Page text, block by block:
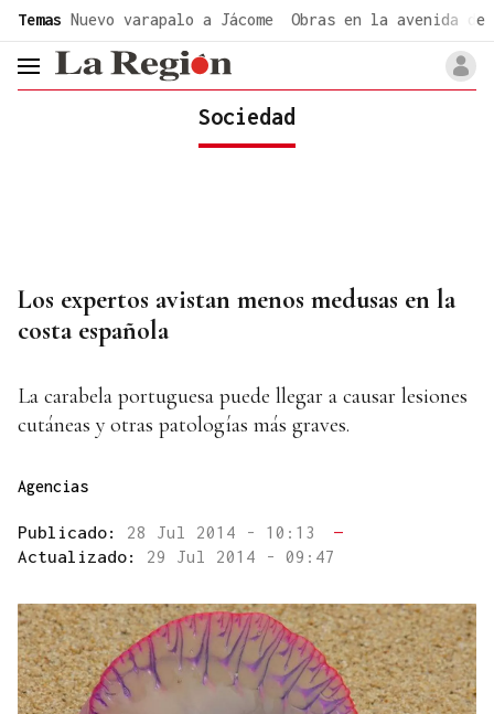
Temas Nuevo varapalo a Jácome Obras en la avenida de
header.menu.open
Sociedad
Los expertos avistan menos medusas en la
costa española
La carabela portuguesa puede llegar a causar lesiones
cutáneas y otras patologías más graves.
Agencias
Publicado: 28 Jul 2014 - 10:13
—
Actualizado: 29 Jul 2014 - 09:47